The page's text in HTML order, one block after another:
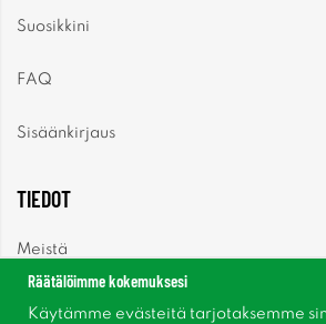
Suosikkini
FAQ
Sisäänkirjaus
TIEDOT
Meistä
Uutiset
Räätälöimme kokemuksesi
Käytämme evästeitä tarjotaksemme